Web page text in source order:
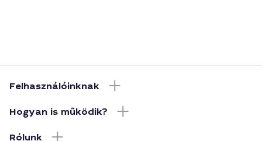
Felhasználóinknak
Hogyan is működik?
Rólunk